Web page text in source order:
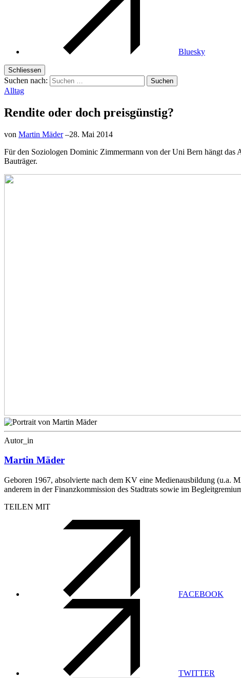
Bluesky
Schliessen
Suchen nach:
Alltag
Rendite oder doch preisgünstig?
von Martin Mäder –28. Mai 2014
Für den Soziologen Dominic Zimmermann von der Uni Bern hängt das
Bauträger.
Autor_in
Martin Mäder
Geboren 1967, absolvierte nach dem KV eine Medienausbildung (u.a.
anderem in der Finanzkommission des Stadtrats sowie im
TEILEN MIT
FACEBOOK
TWITTER